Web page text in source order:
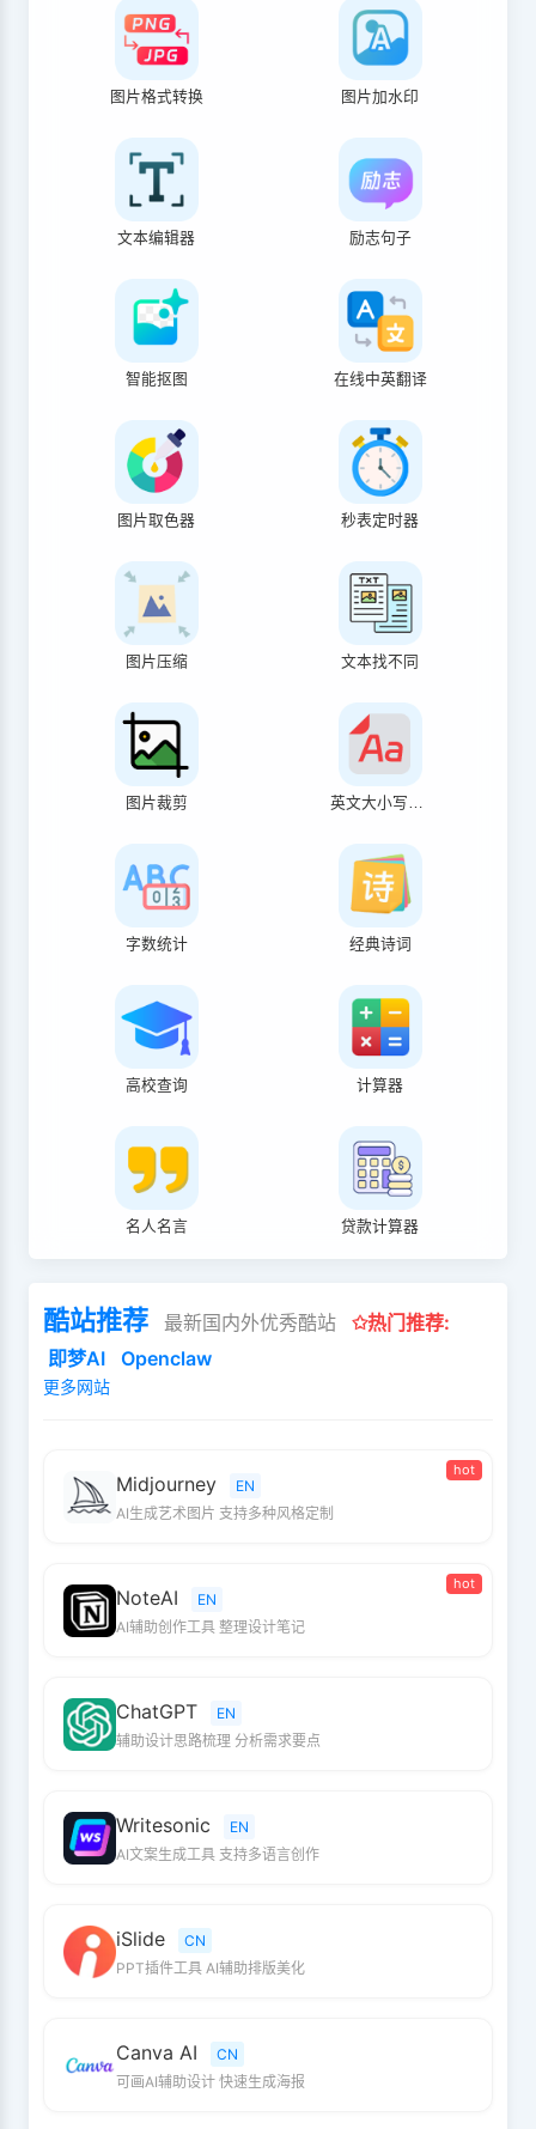
图片格式转换 图片加水印
文本编辑器 励志句子
智能抠图 在线中英翻译
图片取色器 秒表定时器
图片压缩 文本找不同
图片裁剪 英文大小写转换
字数统计 经典诗词
高校查询 计算器
名人名言 贷款计算器
酷站推荐 最新国内外优秀酷站
✩热门推荐:
即梦AI
Openclaw
更多网站
hot
Midjourney
EN
AI生成艺术图片 支持多种风格定制
hot
NoteAI
EN
AI辅助创作工具 整理设计笔记
ChatGPT
EN
辅助设计思路梳理 分析需求要点
Writesonic
EN
AI文案生成工具 支持多语言创作
iSlide
CN
PPT插件工具 AI辅助排版美化
Canva AI
CN
可画AI辅助设计 快速生成海报